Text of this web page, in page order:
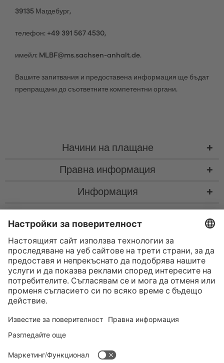
39135 Магдебург,
телефон: +49 391 567 4530,
имейл: MLBF@ms.sachsen-anhalt.de.
Вашите запитвания и предоставена информация ще бъдат
препращани до съответните компетентни органи.
Начини на плащане
Правна информация
Информация
такса за колетна пратка и при нужда такса за наложен платеж, ако не е
посочено друго
* Словната марка и логата на Bluetooth® са регистрирани търговски
марки, собственост на Bluetooth SIG, Inc., и всяко използване на тези
марки от страна на Satisfyer GmbH е съгласно лиценз.
Apple, логото на Apple и Apple Watch са търговски марки на Apple Inc.
Google Play и логото на Google Play са търговски марки на Google LLC.